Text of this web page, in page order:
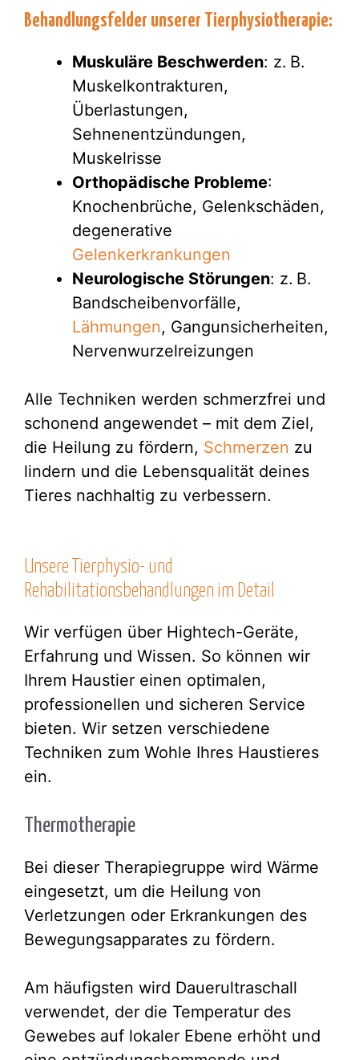
Behandlungsfelder unserer Tierphysiotherapie:
Muskuläre Beschwerden: z. B.
Muskelkontrakturen,
Überlastungen,
Sehnenentzündungen,
Muskelrisse
Orthopädische Probleme:
Knochenbrüche, Gelenkschäden,
degenerative
Gelenkerkrankungen
Neurologische Störungen: z. B.
Bandscheibenvorfälle,
Lähmungen, Gangunsicherheiten,
Nervenwurzelreizungen
Alle Techniken werden schmerzfrei und
schonend angewendet – mit dem Ziel,
die Heilung zu fördern, Schmerzen zu
lindern und die Lebensqualität deines
Tieres nachhaltig zu verbessern.
Unsere Tierphysio- und
Rehabilitationsbehandlungen im Detail
Wir verfügen über Hightech-Geräte,
Erfahrung und Wissen. So können wir
Ihrem Haustier einen optimalen,
professionellen und sicheren Service
bieten. Wir setzen verschiedene
Techniken zum Wohle Ihres Haustieres
ein.
Thermotherapie
Bei dieser Therapiegruppe wird Wärme
eingesetzt, um die Heilung von
Verletzungen oder Erkrankungen des
Bewegungsapparates zu fördern.
Am häufigsten wird Dauerultraschall
verwendet, der die Temperatur des
Gewebes auf lokaler Ebene erhöht und